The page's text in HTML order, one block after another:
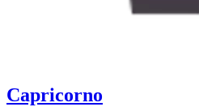
Capricorno